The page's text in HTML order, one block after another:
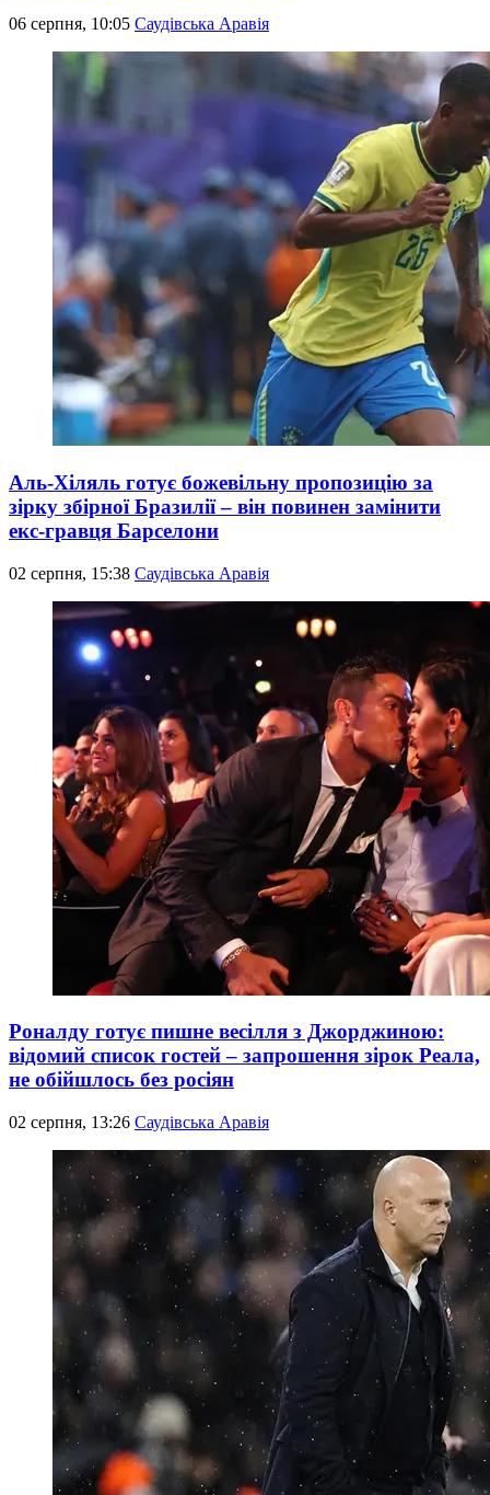
06 серпня, 10:05 Саудівська Аравія
Аль-Хіляль готує божевільну пропозицію за
зірку збірної Бразилії – він повинен замінити
екс-гравця Барселони
02 серпня, 15:38 Саудівська Аравія
Роналду готує пишне весілля з Джорджиною:
відомий список гостей – запрошення зірок Реала,
не обійшлось без росіян
02 серпня, 13:26 Саудівська Аравія